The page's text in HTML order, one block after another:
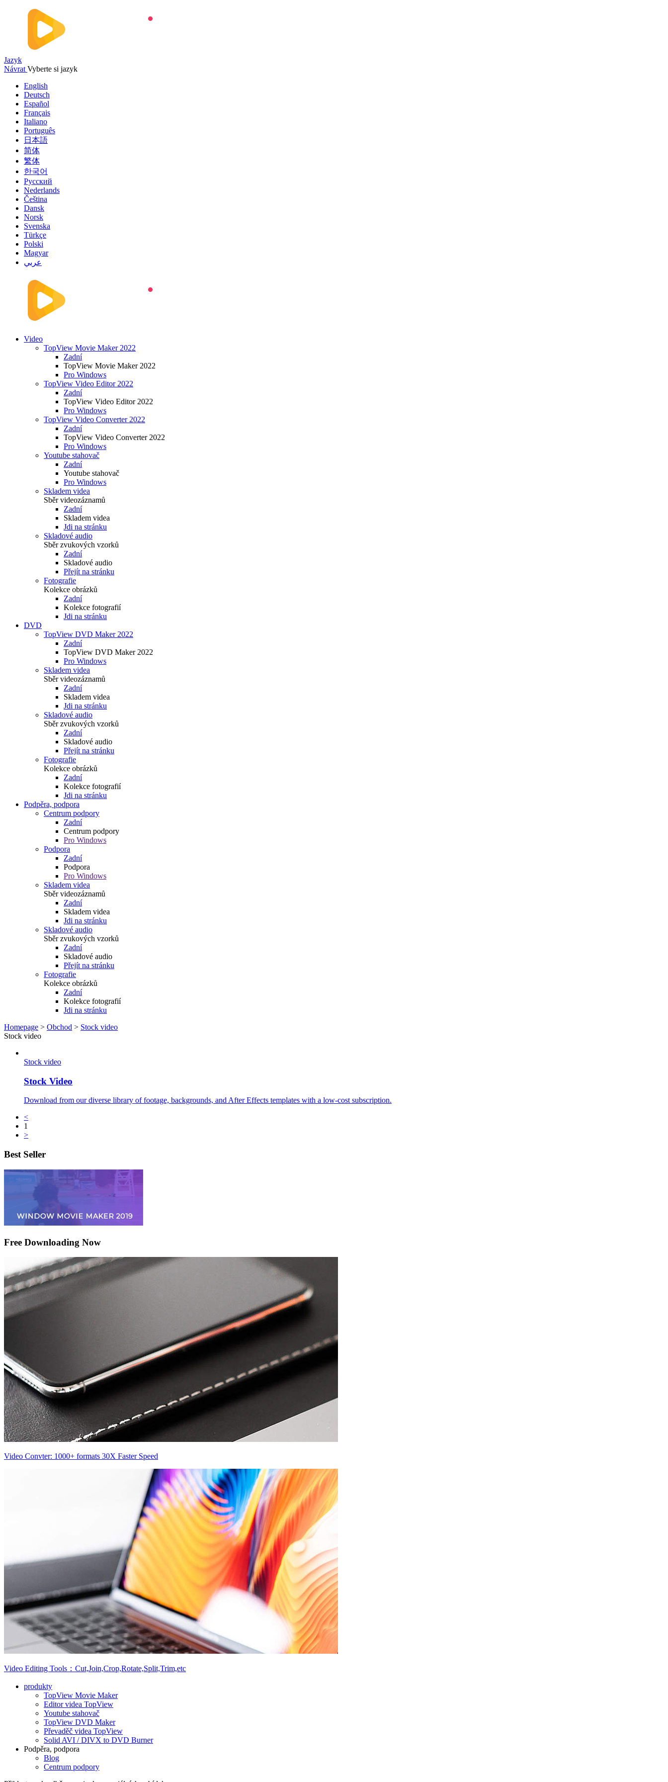
Jazyk
Návrat Vyberte si jazyk
English
Deutsch
Español
Français
Italiano
Português
日本語
简体
繁体
한국어
Русский
Nederlands
Čeština
Dansk
Norsk
Svenska
Türkçe
Polski
Magyar
عربي
Video
TopView Movie Maker 2022
Zadní
TopView Movie Maker 2022
Pro Windows
TopView Video Editor 2022
Zadní
TopView Video Editor 2022
Pro Windows
TopView Video Converter 2022
Zadní
TopView Video Converter 2022
Pro Windows
Youtube stahovač
Zadní
Youtube stahovač
Pro Windows
Skladem videa
Sběr videozáznamů
Zadní
Skladem videa
Jdi na stránku
Skladové audio
Sběr zvukových vzorků
Zadní
Skladové audio
Přejít na stránku
Fotografie
Kolekce obrázků
Zadní
Kolekce fotografií
Jdi na stránku
DVD
TopView DVD Maker 2022
Zadní
TopView DVD Maker 2022
Pro Windows
Skladem videa
Sběr videozáznamů
Zadní
Skladem videa
Jdi na stránku
Skladové audio
Sběr zvukových vzorků
Zadní
Skladové audio
Přejít na stránku
Fotografie
Kolekce obrázků
Zadní
Kolekce fotografií
Jdi na stránku
Podpěra, podpora
Centrum podpory
Zadní
Centrum podpory
Pro Windows
Podpora
Zadní
Podpora
Pro Windows
Skladem videa
Sběr videozáznamů
Zadní
Skladem videa
Jdi na stránku
Skladové audio
Sběr zvukových vzorků
Zadní
Skladové audio
Přejít na stránku
Fotografie
Kolekce obrázků
Zadní
Kolekce fotografií
Jdi na stránku
Homepage > Obchod > Stock video
Stock video
Stock video
Stock Video
Download from our diverse library of footage, backgrounds, and After Effects templates with a low-cost subscription.
<
1
>
Best Seller
Free Downloading Now
Video Convter: 1000+ formats 30X Faster Speed
Video Editing Tools：Cut,Join,Crop,Rotate,Split,Trim,etc
produkty
TopView Movie Maker
Editor videa TopView
Youtube stahovač
TopView DVD Maker
Převaděč videa TopView
Solid AVI / DIVX to DVD Burner
Podpěra, podpora
Blog
Centrum podpory